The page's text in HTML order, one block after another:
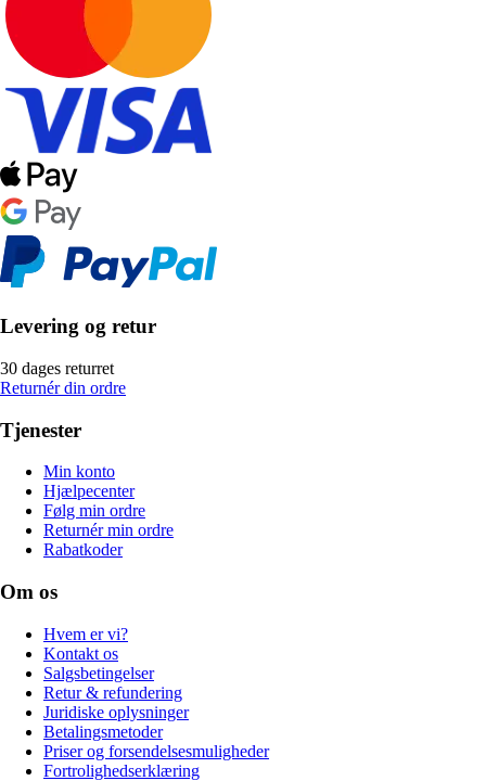
Levering og retur
30 dages returret
Returnér din ordre
Tjenester
Min konto
Hjælpecenter
Følg min ordre
Returnér min ordre
Rabatkoder
Om os
Hvem er vi?
Kontakt os
Salgsbetingelser
Retur & refundering
Juridiske oplysninger
Betalingsmetoder
Priser og forsendelsesmuligheder
Fortrolighedserklæring